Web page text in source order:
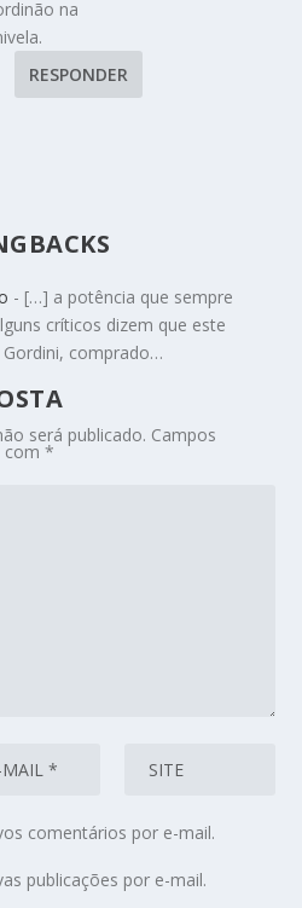
na
RESPONDER
- […] a potência que sempre
críticos dizem que este
comprado…
será publicado. Campos
com*
comentários por e-mail.
publicações por e-mail.